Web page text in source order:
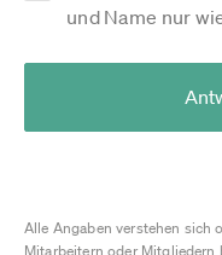
und Name nur
Alle Angaben verstehen sich
Mitarbeitern oder Mitgliedern